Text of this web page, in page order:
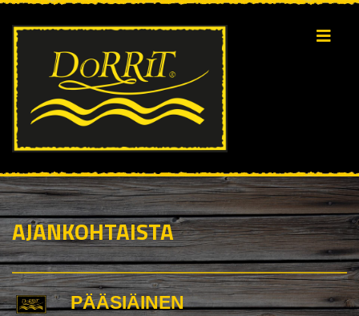
AJANKOHTAISTA
PÄÄSIÄINEN